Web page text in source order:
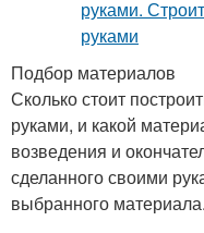
Подбор материалов
Сколько стоит
руками, и какой
возведения и
сделанного своими
выбранного материала.